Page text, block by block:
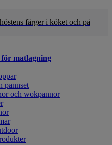
färger i köket och på
för matlagning
pannset
och wokpannor